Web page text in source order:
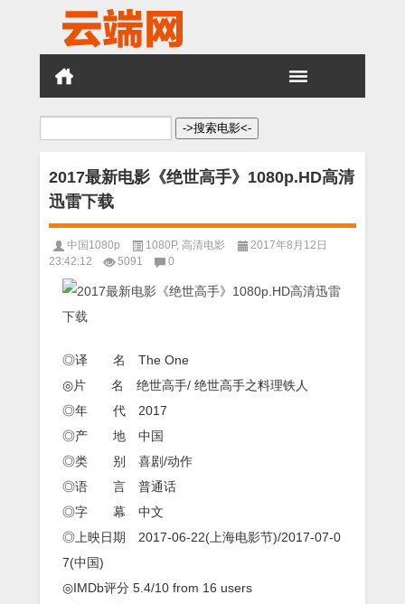
搜
2017最新电影《绝世高手》1080p.HD高清
迅雷下载
中国1080p 1080P, 高清电影
2017年8月12日
23:42:12
5091 0
◎译 名 The One
◎片 名 绝世高手/ 绝世高手之料理铁人
◎年 代 2017
◎产 地 中国
◎类 别 喜剧/动作
◎语 言 普通话
◎字 幕 中文
◎上映日期 2017-06-22(上海电影节)/2017-07-0
7(中国)
◎IMDb评分 5.4/10 from 16 users